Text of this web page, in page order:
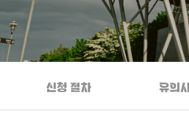
신청 절차 유의